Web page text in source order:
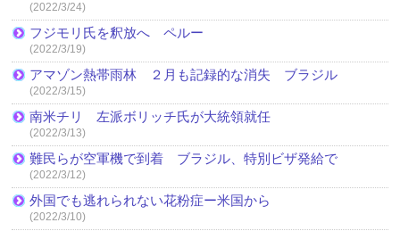
(2022/3/24)
フジモリ氏を釈放へ ペルー
(2022/3/19)
アマゾン熱帯雨林 ２月も記録的な消失 ブラジル
(2022/3/15)
南米チリ 左派ボリッチ氏が大統領就任
(2022/3/13)
難民らが空軍機で到着 ブラジル、特別ビザ発給で
(2022/3/12)
外国でも逃れられない花粉症ー米国から
(2022/3/10)